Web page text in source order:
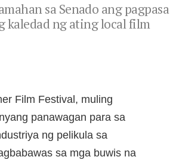
sa Senado ang pagpasa
kaledad ng ating local film
Film Festival, muling
panawagan para sa
ng pelikula sa
sa mga buwis na